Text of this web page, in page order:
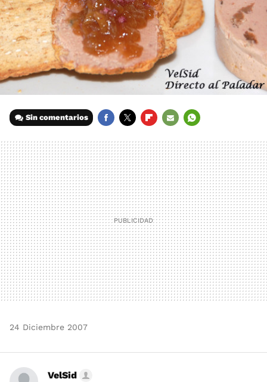
Sin comentarios
MAIL
24 Diciembre 2007
VelSid